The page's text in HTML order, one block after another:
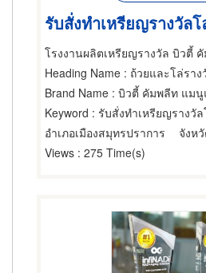
โรงงานผลิตเหรียญรางวัล บิวตี้
Heading Name : ถ้วยและโล่ราง
Brand Name : บิวตี้ คัมพลีท แมนู
Keyword : รับสั่งทำเหรียญรางวั
อำเภอเมืองสมุทรปราการ
จังห
Views : 275 Time(s)